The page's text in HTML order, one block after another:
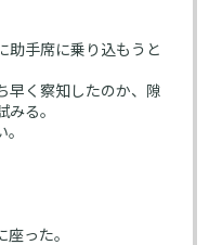
助手席に乗り込もうと
早く察知したのか、隙
る。
った。